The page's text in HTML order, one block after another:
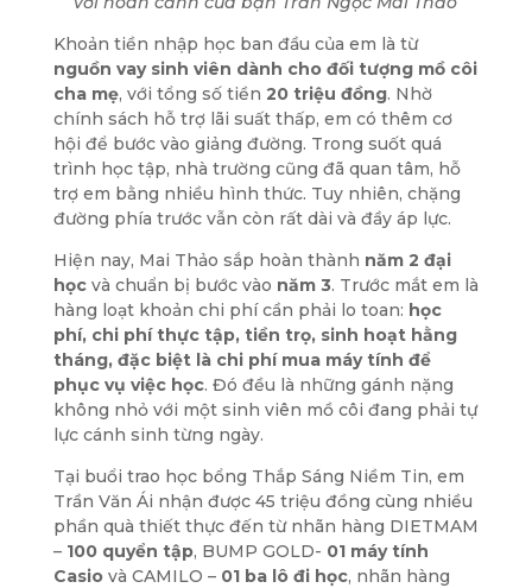
Khoản tiền nhập học ban đầu của em là từ
nguồn vay sinh viên dành cho đối tượng mồ côi
cha mẹ, với tổng số tiền 20 triệu đồng. Nhờ
chính sách hỗ trợ lãi suất thấp, em có thêm cơ
hội để bước vào giảng đường. Trong suốt quá
trình học tập, nhà trường cũng đã quan tâm, hỗ
trợ em bằng nhiều hình thức. Tuy nhiên, chặng
đường phía trước vẫn còn rất dài và đầy áp lực.
Hiện nay, Mai Thảo sắp hoàn thành năm 2 đại
họcvà chuẩn bị bước vào năm 3. Trước mắt em là
hàng loạt khoản chi phí cần phải lo toan: học
phí, chi phí thực tập, tiền trọ, sinh hoạt hằng
tháng, đặc biệt là chi phí mua máy tính để
phục vụ việc học. Đó đều là những gánh nặng
không nhỏ với một sinh viên mồ côi đang phải tự
lực cánh sinh từng ngày.
Tại buổi trao học bổng Thắp Sáng Niềm Tin, em
Trần Văn Ái nhận được 45 triệu đồng cùng nhiều
phần quà thiết thực đến từ nhãn hàng DIETMAM
– 100 quyển tập, BUMP GOLD- 01 máy tính
Casiovà CAMILO – 01 ba lô đi học, nhãn hàng